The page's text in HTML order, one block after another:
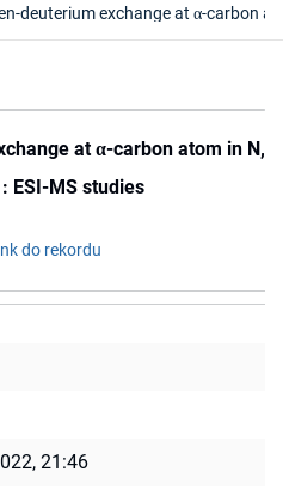
at α-carbon atom in N,
ESI-MS studies
do rekordu
21:46